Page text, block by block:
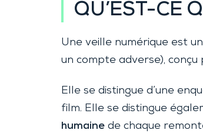
QU’EST-CE
Une veille numérique est un
un compte adverse), conçu
Elle se distingue d’une
film. Elle se distingue
humaine de chaque